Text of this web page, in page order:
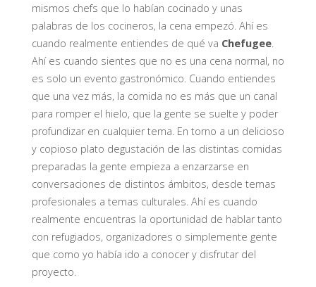
mismos chefs que lo habían cocinado y unas
palabras de los cocineros, la cena empezó. Ahí es
cuando realmente entiendes de qué va Chefugee.
Ahí es cuando sientes que no es una cena normal, no
es solo un evento gastronómico. Cuando entiendes
que una vez más, la comida no es más que un canal
para romper el hielo, que la gente se suelte y poder
profundizar en cualquier tema. En torno a un delicioso
y copioso plato degustación de las distintas comidas
preparadas la gente empieza a enzarzarse en
conversaciones de distintos ámbitos, desde temas
profesionales a temas culturales. Ahí es cuando
realmente encuentras la oportunidad de hablar tanto
con refugiados, organizadores o simplemente gente
que como yo había ido a conocer y disfrutar del
proyecto.